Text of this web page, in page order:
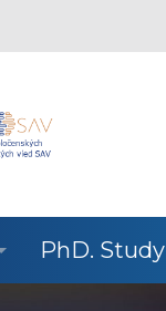
PhD. Study